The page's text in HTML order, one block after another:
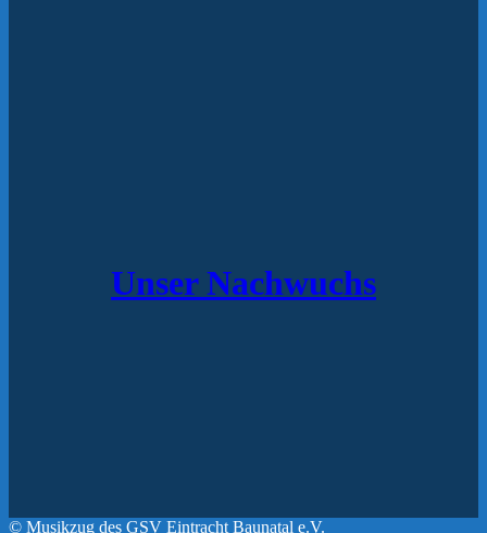
Unser Nachwuchs
© Musikzug des GSV Eintracht Baunatal e.V.